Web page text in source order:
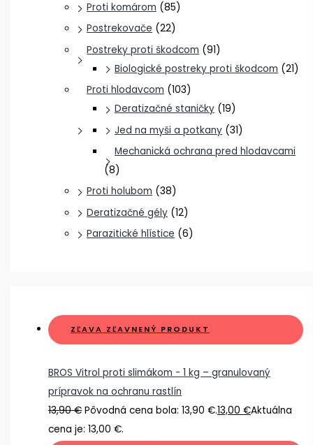
Proti komárom (85)
Postrekovače (22)
Postreky proti škodcom (91)
Biologické postreky proti škodcom (21)
Proti hlodavcom (103)
Deratizačné staničky (19)
Jed na myši a potkany (31)
Mechanická ochrana pred hlodavcami
(8)
Proti holubom (38)
Deratizačné gély (12)
Parazitické hlístice (6)
ZĽAVA ZĽAVNENÝ PRODUKT
BROS Vitrol proti slimákom - 1 kg – granulovaný
prípravok na ochranu rastlín
13,90€ Pôvodná cena bola: 13,90 €.13,00€Aktuálna
cena je: 13,00 €.